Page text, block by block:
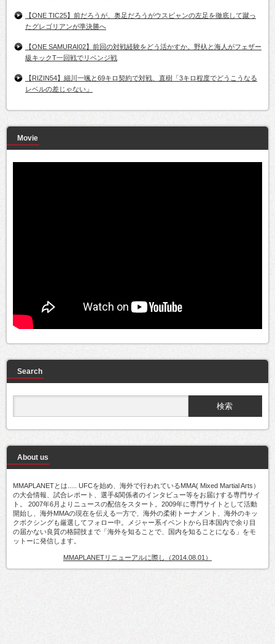
【ONE TIC25】前だろうが、奥足だろうがウスビャンの左足を徹底して蹴っ
たグレゴリアンが準決勝へ
【ONE SAMURAI02】前回の対戦経験をどう活かすか。野杁と海人がフェザー
級キックT一回戦でリベンジ戦
【RIZIN54】細川一颯と69キロ契約で対戦、直樹「3キロ程度でどうこうなる
レベルの差じゃない」
Movie
Search
About us
MMAPLANETとは..... UFCを始め、海外で行われているMMA( Mixed Martial Arts）
の大会情報、試合レポート、選手&関係者のインタビュー等をお届けする専門サイ
ト。 2007年6月よりニュースの配信をスタート。2009年に専門サイトとして活動
開始し、海外MMAの現在を伝える一方で、海外の柔術トーナメント、海外のキッ
クボクシングも厳選してフォロー中。メジャー系イベントから日本国内で余り目
の届かない良質の格闘技まで「海外を知ることで、国内を知ることになる」をモ
ットーに発信します。
MMAPLANETリニューアルに際し（2014.08.01）